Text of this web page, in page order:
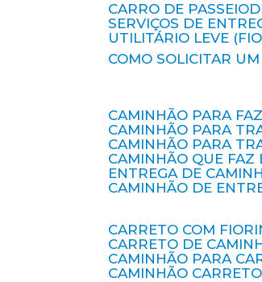
CARRO DE PASSEIO
SERVIÇOS DE
UTILITÁRIO LEVE
COMO SOLICITAR
CAMINHÃO PARA
CAMINHÃO PARA
CAMINHÃO PARA
CAMINHÃO QUE
ENTREGA DE
CAMINHÃO DE
CARRETO COM
CARRETO DE
CAMINHÃO PARA
CAMINHÃO